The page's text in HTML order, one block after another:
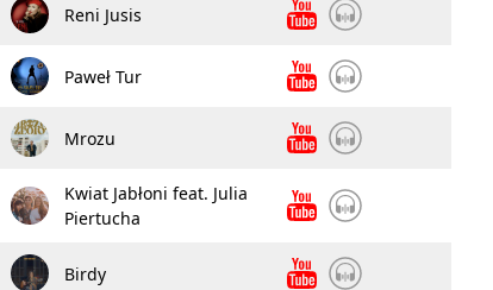
Reni Jusis
Paweł Tur
Mrozu
Kwiat Jabłoni feat. Julia
Piertucha
Birdy